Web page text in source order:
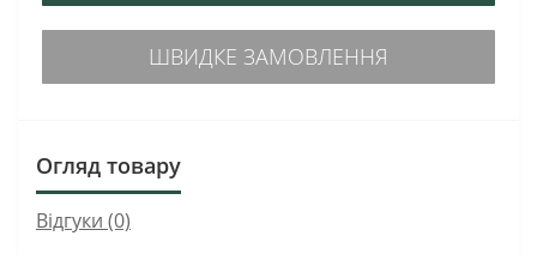
ШВИДКЕ ЗАМОВЛЕННЯ
Огляд товару
Відгуки (0)